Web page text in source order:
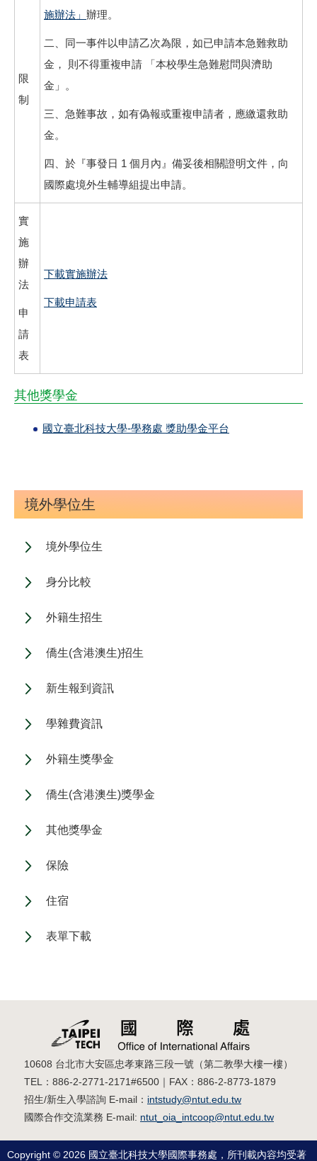
限
制
施辦法」 辦理。
二、同一事件以申請乙次為限，如已申請本急難救助
金， 則不得重複申請 「本校學生急難慰問與濟助
金」。
三、急難事故，如有偽報或重複申請者，應繳還救助
金。
四、於『事發日 1 個月內』備妥後相關證明文件，向
國際處境外生輔導組提出申請。
實
施
辦
法
申
請
表
下載實施辦法
下載申請表
其他獎學金
國立臺北科技大學-學務處 獎助學金平台
境外學位生
境外學位生
身分比較
外籍生招生
僑生(含港澳生)招生
新生報到資訊
學雜費資訊
外籍生獎學金
僑生(含港澳生)獎學金
其他獎學金
保險
住宿
表單下載
10608 台北市大安區忠孝東路三段一號（第二教學大樓一樓）
TEL：886-2-2771-2171#6500｜FAX：886-2-8773-1879
招生/新生入學諮詢 E-mail： intstudy@ntut.edu.tw
國際合作交流業務 E-mail: ntut_oia_intcoop@ntut.edu.tw
Copyright © 2026 國立臺北科技大學國際事務處，所刊載內容均受著